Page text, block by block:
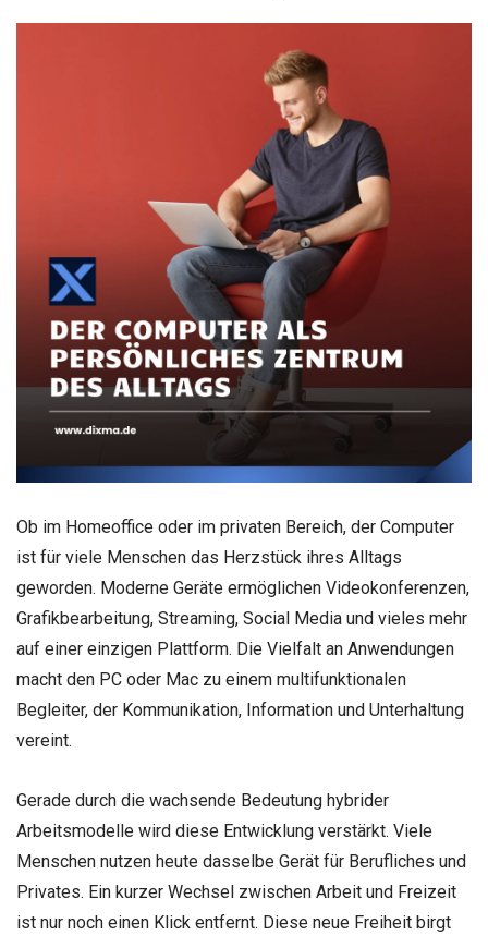
Ob im Homeoffice oder im privaten Bereich, der Computer
ist für viele Menschen das Herzstück ihres Alltags
geworden. Moderne Geräte ermöglichen Videokonferenzen,
Grafikbearbeitung, Streaming, Social Media und vieles mehr
auf einer einzigen Plattform. Die Vielfalt an Anwendungen
macht den PC oder Mac zu einem multifunktionalen
Begleiter, der Kommunikation, Information und Unterhaltung
vereint.
Gerade durch die wachsende Bedeutung hybrider
Arbeitsmodelle wird diese Entwicklung verstärkt. Viele
Menschen nutzen heute dasselbe Gerät für Berufliches und
Privates. Ein kurzer Wechsel zwischen Arbeit und Freizeit
ist nur noch einen Klick entfernt. Diese neue Freiheit birgt